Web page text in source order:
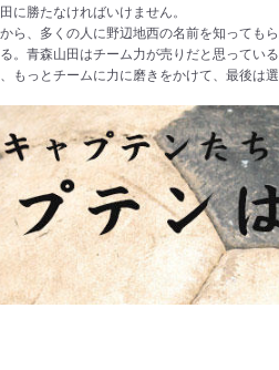
に勝たなければいけません。
から、多くの人に野辺地西の名前を知って
。青森山田はチーム力が売りだと思ってい
もっとチームに力に磨きをかけて、最後は